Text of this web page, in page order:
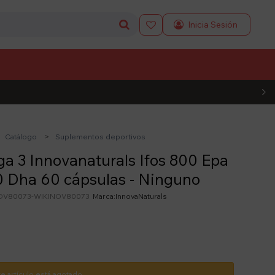

Catálogo Suplementos deportivos
3 Innovanaturals Ifos 800 Epa
Dha 60 cápsulas - Ninguno
WIKINOV80073 InnovaNaturals